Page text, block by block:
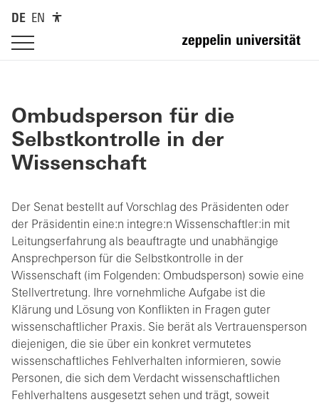
DE EN
Ombudsperson für die
Selbstkontrolle in der
Wissenschaft
Der Senat bestellt auf Vorschlag des Präsidenten oder
der Präsidentin eine:n integre:n Wissenschaftler:in mit
Leitungserfahrung als beauftragte und unabhängige
Ansprechperson für die Selbstkontrolle in der
Wissenschaft (im Folgenden: Ombudsperson) sowie eine
Stellvertretung. Ihre vornehmliche Aufgabe ist die
Klärung und Lösung von Konflikten in Fragen guter
wissenschaftlicher Praxis. Sie berät als Vertrauensperson
diejenigen, die sie über ein konkret vermutetes
wissenschaftliches Fehlverhalten informieren, sowie
Personen, die sich dem Verdacht wissenschaftlichen
Fehlverhaltens ausgesetzt sehen und trägt, soweit